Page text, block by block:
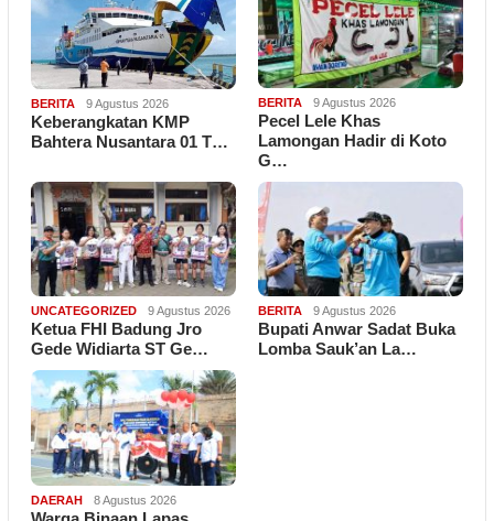
BERITA 9 Agustus 2026
Keberangkatan KMP
Bahtera Nusantara 01 T…
BERITA 9 Agustus 2026
Pecel Lele Khas
Lamongan Hadir di Koto
G…
UNCATEGORIZED 9 Agustus 2026
Ketua FHI Badung Jro
Gede Widiarta ST Ge…
BERITA 9 Agustus 2026
Bupati Anwar Sadat Buka
Lomba Sauk’an La…
DAERAH 8 Agustus 2026